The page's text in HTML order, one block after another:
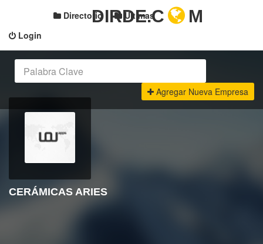
Login
Directorio Últimas
DIRDE.C M
Agregar Nueva Empresa
CERÁMICAS ARIES